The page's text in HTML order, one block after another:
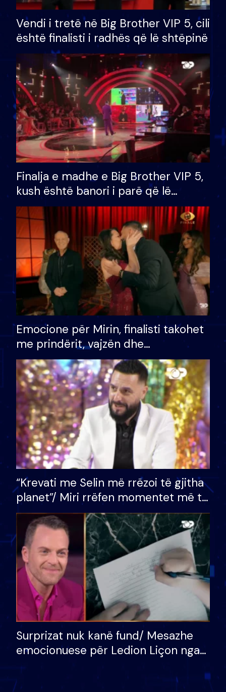
Vendi i tretë në Big Brother VIP 5, cili
është finalisti i radhës që lë shtëpinë
Finalja e madhe e Big Brother VIP 5,
kush është banori i parë që lë
shtëpinë dhe humb mundësinë për
të fituar çmimin e madh
Emocione për Mirin, finalisti takohet
me prindërit, vajzën dhe
bashkëshorten: S’kemi ndonjë letër
divorci apo jo?
“Krevati me Selin më rrëzoi të gjitha
planet”/ Miri rrëfen momentet më të
bukura në shtëpinë e BB VIP: Do më
mungojë zilja e mëngjesit kur…
Surprizat nuk kanë fund/ Mesazhe
emocionuese për Ledion Liçon nga
nëna dhe fëmijët e tij, moderatori
nuk i mban dot lotët: Nuk meritoj…